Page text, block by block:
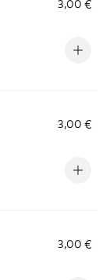
3,00 €
3,00 €
3,00 €